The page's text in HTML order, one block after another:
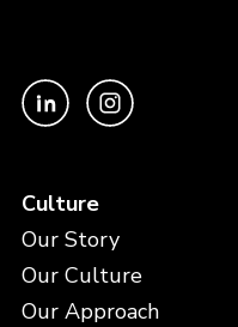
Culture
Our Story
Our Culture
Our Approach